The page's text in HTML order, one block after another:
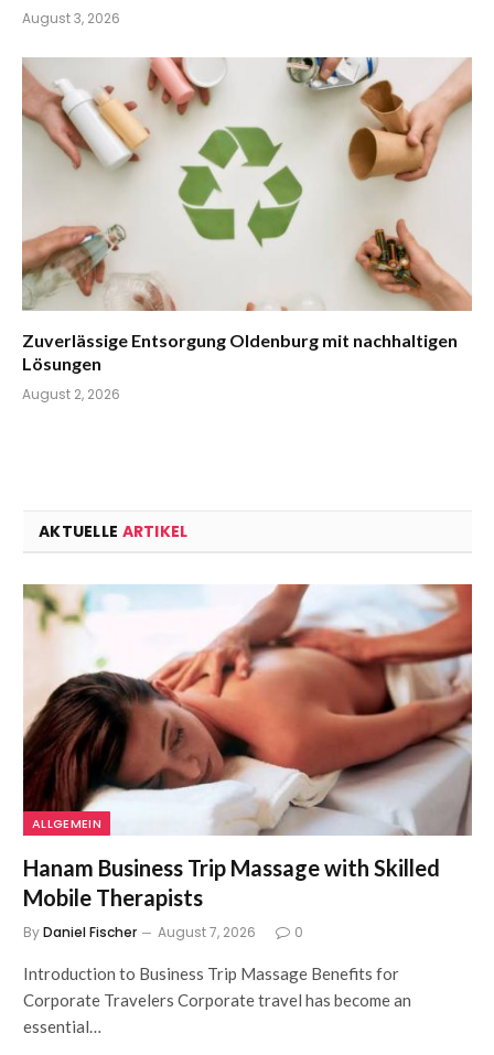
August 3, 2026
Zuverlässige Entsorgung Oldenburg mit nachhaltigen
Lösungen
August 2, 2026
AKTUELLE ARTIKEL
ALLGEMEIN
Hanam Business Trip Massage with Skilled
Mobile Therapists
ByDaniel Fischer August 7, 2026 0
Introduction to Business Trip Massage Benefits for
Corporate Travelers Corporate travel has become an
essential…